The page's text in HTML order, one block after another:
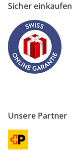
Sicher einkaufen
Unsere Partner